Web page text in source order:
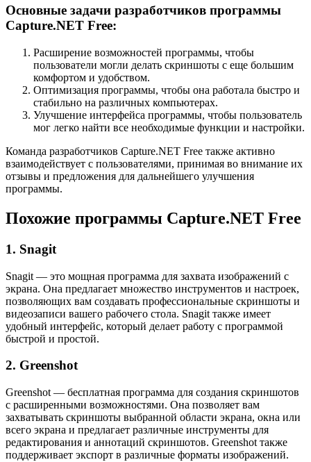
Основные задачи разработчиков программы
Capture.NET Free:
Расширение возможностей программы, чтобы
пользователи могли делать скриншоты с еще большим
комфортом и удобством.
Оптимизация программы, чтобы она работала быстро и
стабильно на различных компьютерах.
Улучшение интерфейса программы, чтобы пользователь
мог легко найти все необходимые функции и настройки.
Команда разработчиков Capture.NET Free также активно
взаимодействует с пользователями, принимая во внимание их
отзывы и предложения для дальнейшего улучшения
программы.
Похожие программы Capture.NET Free
1. Snagit
Snagit — это мощная программа для захвата изображений с
экрана. Она предлагает множество инструментов и настроек,
позволяющих вам создавать профессиональные скриншоты и
видеозаписи вашего рабочего стола. Snagit также имеет
удобный интерфейс, который делает работу с программой
быстрой и простой.
2. Greenshot
Greenshot — бесплатная программа для создания скриншотов
с расширенными возможностями. Она позволяет вам
захватывать скриншоты выбранной области экрана, окна или
всего экрана и предлагает различные инструменты для
редактирования и аннотаций скриншотов. Greenshot также
поддерживает экспорт в различные форматы изображений.